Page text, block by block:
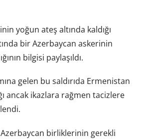
yoğun ateş altında kaldığı
bir Azerbaycan askerinin
bilgisi paylaşıldı.
gelen bu saldırıda Ermenistan
ancak ikazlara rağmen tacizlere
Azerbaycan birliklerinin gerekli